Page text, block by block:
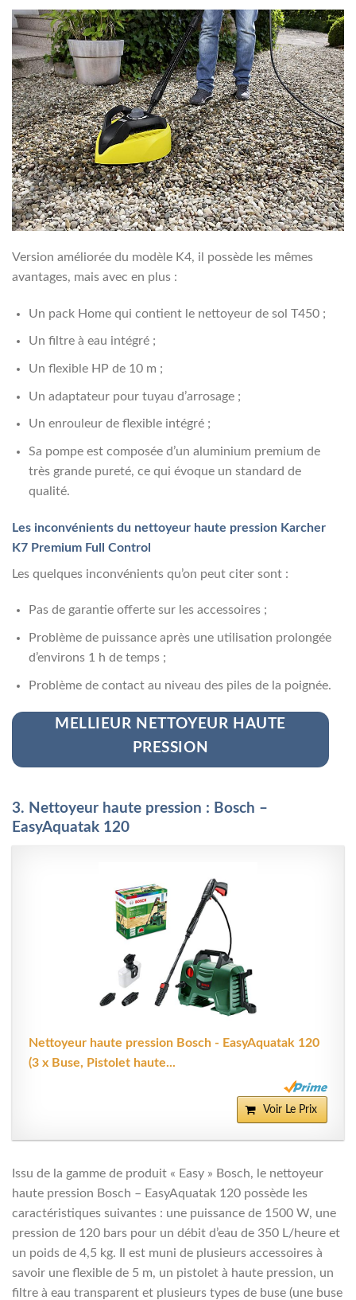
Version améliorée du modèle K4, il possède les mêmes
avantages, mais avec en plus :
Un pack Home qui contient le nettoyeur de sol T450 ;
Un filtre à eau intégré ;
Un flexible HP de 10 m ;
Un adaptateur pour tuyau d’arrosage ;
Un enrouleur de flexible intégré ;
Sa pompe est composée d’un aluminium premium de
très grande pureté, ce qui évoque un standard de
qualité.
Les inconvénients du nettoyeur haute pression Karcher
K7 Premium Full Control
Les quelques inconvénients qu’on peut citer sont :
Pas de garantie offerte sur les accessoires ;
Problème de puissance après une utilisation prolongée
d’environs 1 h de temps ;
Problème de contact au niveau des piles de la poignée.
MELLIEUR NETTOYEUR HAUTE
PRESSION
3. Nettoyeur haute pression : Bosch –
EasyAquatak 120
Nettoyeur haute pression Bosch - EasyAquatak 120
(3 x Buse, Pistolet haute...
Voir Le Prix
Issu de la gamme de produit « Easy » Bosch, le nettoyeur
haute pression Bosch – EasyAquatak 120 possède les
caractéristiques suivantes : une puissance de 1500 W, une
pression de 120 bars pour un débit d’eau de 350 L/heure et
un poids de 4,5 kg. Il est muni de plusieurs accessoires à
savoir une flexible de 5 m, un pistolet à haute pression, un
filtre à eau transparent et plusieurs types de buse (une buse